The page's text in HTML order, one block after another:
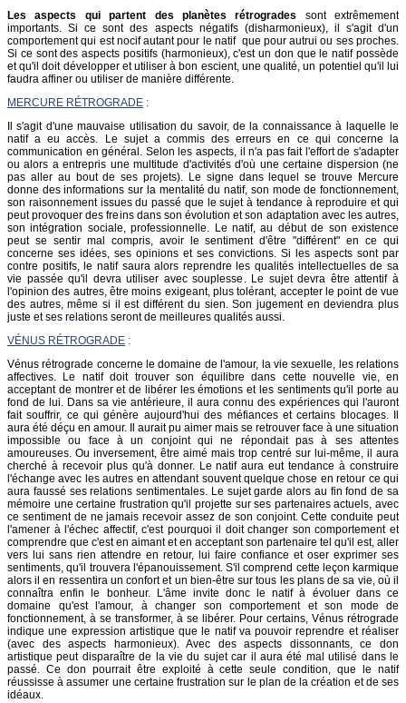
Les aspects qui partent des planètes rétrogrades sont extrêmement
importants. Si ce sont des aspects négatifs (disharmonieux), il s'agit d'un
comportement qui est nocif autant pour le natif que pour autrui ou ses proches.
Si ce sont des aspects positifs (harmonieux), c'est un don que le natif possède
et qu'il doit développer et utiliser à bon escient, une qualité, un potentiel qu'il lui
faudra affiner ou utiliser de manière différente.
MERCURE RÉTROGRADE :
Il s'agit d'une mauvaise utilisation du savoir, de la connaissance à laquelle le
natif a eu accès. Le sujet a commis des erreurs en ce qui concerne la
communication en général. Selon les aspects, il n'a pas fait l'effort de s'adapter
ou alors a entrepris une multitude d'activités d'où une certaine dispersion (ne
pas aller au bout de ses projets). Le signe dans lequel se trouve Mercure
donne des informations sur la mentalité du natif, son mode de fonctionnement,
son raisonnement issues du passé que le sujet à tendance à reproduire et qui
peut provoquer des freins dans son évolution et son adaptation avec les autres,
son intégration sociale, professionnelle. Le natif, au début de son existence
peut se sentir mal compris, avoir le sentiment d'être "différent" en ce qui
concerne ses idées, ses opinions et ses convictions. Si les aspects sont par
contre positifs, le natif saura alors reprendre les qualités intellectuelles de sa
vie passée qu'il devra utiliser avec souplesse. Le sujet devra être attentif à
l'opinion des autres, être moins exigeant, plus tolérant, accepter le point de vue
des autres, même si il est différent du sien. Son jugement en deviendra plus
juste et ses relations seront de meilleures qualités aussi.
VÉNUS RÉTROGRADE :
Vénus rétrograde concerne le domaine de l'amour, la vie sexuelle, les relations
affectives. Le natif doit trouver son équilibre dans cette nouvelle vie, en
acceptant de montrer et de libérer les émotions et les sentiments qu'il porte au
fond de lui. Dans sa vie antérieure, il aura connu des expériences qui l'auront
fait souffrir, ce qui génère aujourd'hui des méfiances et certains blocages. Il
aura été déçu en amour. Il aurait pu aimer mais se retrouver face à une situation
impossible ou face à un conjoint qui ne répondait pas à ses attentes
amoureuses. Ou inversement, être aimé mais trop centré sur lui-même, il aura
cherché à recevoir plus qu'à donner. Le natif aura eut tendance à construire
l'échange avec les autres en attendant souvent quelque chose en retour ce qui
aura faussé ses relations sentimentales. Le sujet garde alors au fin fond de sa
mémoire une certaine frustration qu'il projette sur ses partenaires actuels, avec
ce sentiment de ne jamais recevoir assez de son conjoint. Cette conduite peut
l'amener à l'échec affectif, c'est pourquoi il doit changer son comportement et
comprendre que c'est en aimant et en acceptant son partenaire tel qu'il est, aller
vers lui sans rien attendre en retour, lui faire confiance et oser exprimer ses
sentiments, qu'il trouvera l'épanouissement. S'il comprend cette leçon karmique
alors il en ressentira un confort et un bien-être sur tous les plans de sa vie, où il
connaîtra enfin le bonheur. L'âme invite donc le natif à évoluer dans ce
domaine qu'est l'amour, à changer son comportement et son mode de
fonctionnement, à se transformer, à se libérer. Pour certains, Vénus rétrograde
indique une expression artistique que le natif va pouvoir reprendre et réaliser
(avec des aspects harmonieux). Avec des aspects dissonnants, ce don
artistique peut disparaître de la vie du sujet car il aura été mal utilisé dans le
passé. Ce don pourrait être exploité à cette seule condition, que le natif
réussisse à assumer une certaine frustration sur le plan de la création et de ses
idéaux.